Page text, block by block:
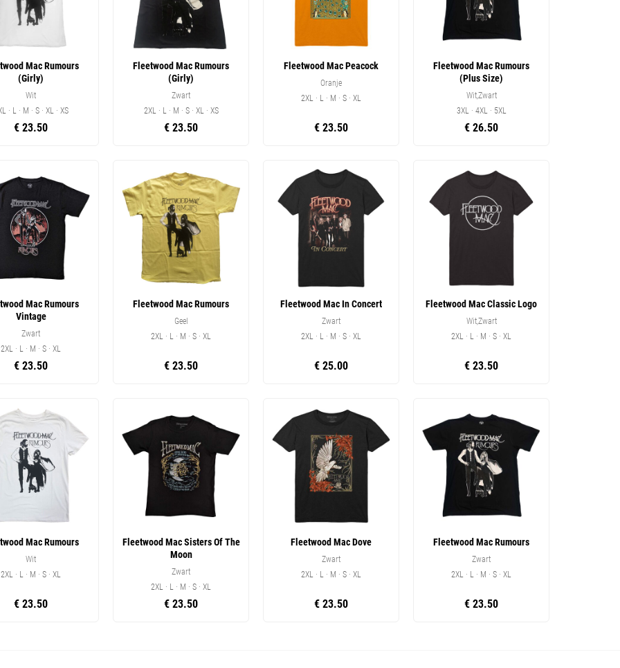
Mac Rumours
(Girly)
Wit
· L · M · S · XL · XS
€ 23.50
Fleetwood Mac Rumours
(Girly)
Zwart
2XL · L · M · S · XL · XS
€ 23.50
Fleetwood Mac Peacock
Oranje
2XL · L · M · S · XL
€ 23.50
Fleetwood Mac Rumours
(Plus Size)
Wit,Zwart
3XL · 4XL · 5XL
€ 26.50
Mac Rumours
Vintage
Zwart
2XL · L · M · S · XL
€ 23.50
Fleetwood Mac Rumours
Geel
2XL · L · M · S · XL
€ 23.50
Fleetwood Mac In Concert
Zwart
2XL · L · M · S · XL
€ 25.00
Fleetwood Mac Classic Logo
Wit,Zwart
2XL · L · M · S · XL
€ 23.50
Mac Rumours
Wit
2XL · L · M · S · XL
€ 23.50
Fleetwood Mac Sisters Of The
Moon
Zwart
2XL · L · M · S · XL
€ 23.50
Fleetwood Mac Dove
Zwart
2XL · L · M · S · XL
€ 23.50
Fleetwood Mac Rumours
Zwart
2XL · L · M · S · XL
€ 23.50